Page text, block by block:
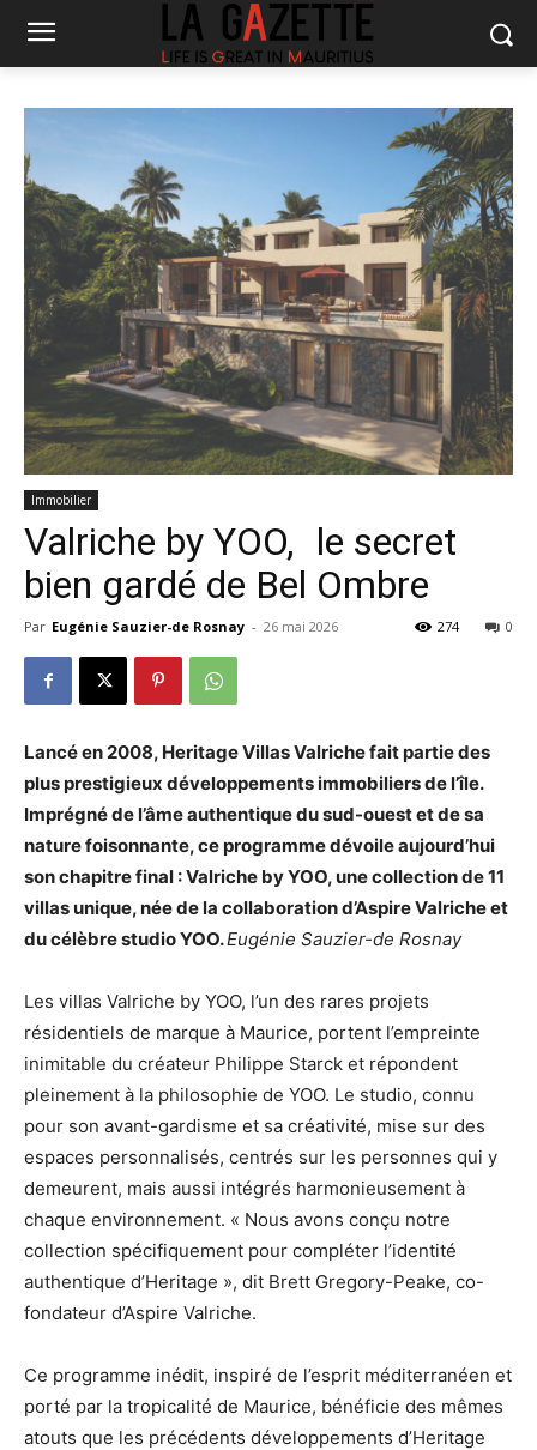
Immobilier
Valriche by YOO, le secret
bien gardé de Bel Ombre
Par Eugénie Sauzier-de Rosnay - 26 mai 2026 0
274
Lancé en 2008, Heritage Villas Valriche fait partie des
plus prestigieux développements immobiliers de l’île.
Imprégné de l’âme authentique du sud-ouest et de sa
nature foisonnante, ce programme dévoile aujourd’hui
son chapitre final : Valriche by YOO, une collection de 11
villas unique, née de la collaboration d’Aspire Valriche et
du célèbre studio YOO.Eugénie Sauzier-de Rosnay
Les villas Valriche by YOO, l’un des rares projets
résidentiels de marque à Maurice, portent l’empreinte
inimitable du créateur Philippe Starck et répondent
pleinement à la philosophie de YOO. Le studio, connu
pour son avant-gardisme et sa créativité, mise sur des
espaces personnalisés, centrés sur les personnes qui y
demeurent, mais aussi intégrés harmonieusement à
chaque environnement. « Nous avons conçu notre
collection spécifiquement pour compléter l’identité
authentique d’Heritage », dit Brett Gregory-Peake, co-
fondateur d’Aspire Valriche.
Ce programme inédit, inspiré de l’esprit méditerranéen et
porté par la tropicalité de Maurice, bénéficie des mêmes
atouts que les précédents développements d’Heritage